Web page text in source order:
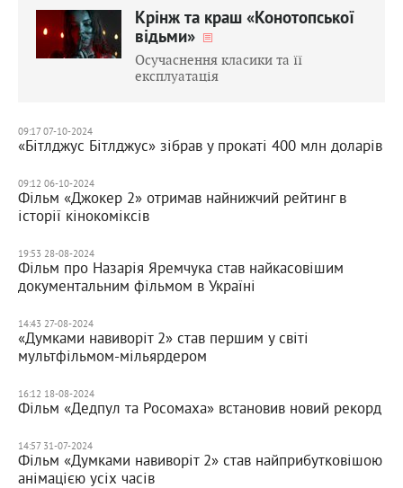
Крінж та краш «Конотопської
відьми»
Осучаснення класики та її
експлуатація
09:17 07-10-2024
«Бітлджус Бітлджус» зібрав у прокаті 400 млн доларів
09:12 06-10-2024
Фільм «Джокер 2» отримав найнижчий рейтинг в
історії кінокоміксів
19:53 28-08-2024
Фільм про Назарія Яремчука став найкасовішим
документальним фільмом в Україні
14:43 27-08-2024
«Думками навиворіт 2» став першим у світі
мультфільмом-мільярдером
16:12 18-08-2024
Фільм «Дедпул та Росомаха» встановив новий рекорд
14:57 31-07-2024
Фільм «Думками навиворіт 2» став найприбутковішою
анімацією усіх часів